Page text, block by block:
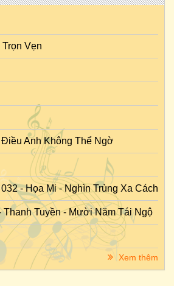
Vẹn
Anh Không Thể Ngờ
- Họa Mi - Nghìn Trùng Xa Cách
Thanh Tuyền - Mười Năm Tái Ngộ
Xem thêm